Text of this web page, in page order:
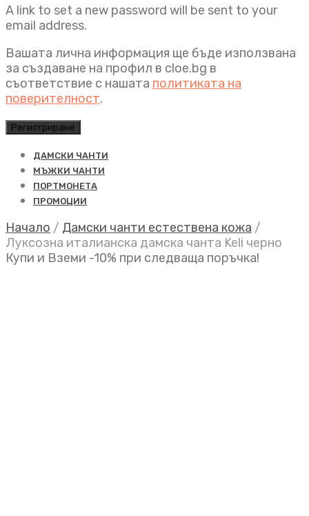
A link to set a new password will be sent to your
email address.
Вашата лична информация ще бъде използвана
за създаване на профил в cloe.bg в
съответствие с нашата политиката на
поверителност.
Регистриране
ДАМСКИ ЧАНТИ
МЪЖКИ ЧАНТИ
ПОРТМОНЕТА
ПРОМОЦИИ
Начало / Дамски чанти естествена кожа /
Луксозна италианска дамска чанта Keli черно
Купи и Вземи -10% при следваща поръчка!